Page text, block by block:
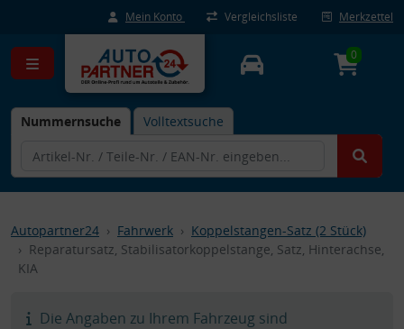
Mein Konto Vergleichsliste Merkzettel
Nummernsuche Volltextsuche
0
Autopartner24 Fahrwerk
Koppelstangen-Satz (2 Stück)
Reparatursatz, Stabilisatorkoppelstange, Satz, Hinterachse,
KIA
Die Angaben zu Ihrem Fahrzeug sind